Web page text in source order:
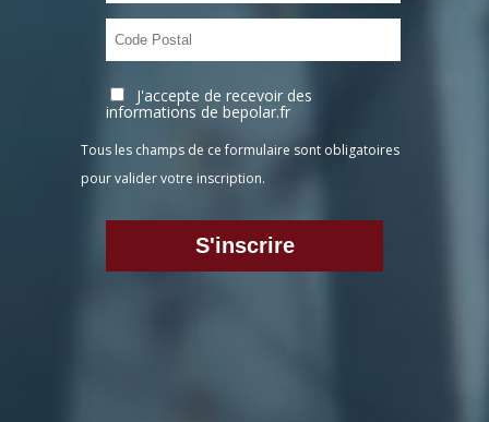
J'accepte de recevoir des
informations de bepolar.fr
Tous les champs de ce formulaire sont obligatoires
pour valider votre inscription.